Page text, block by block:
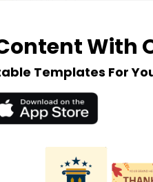
With
Templates For